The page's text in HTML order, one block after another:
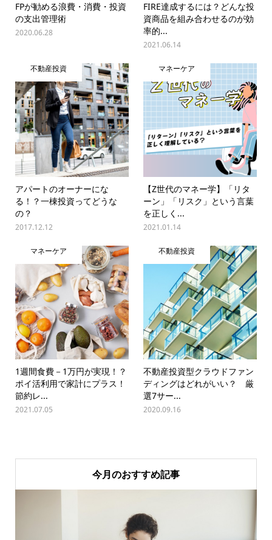
FPが勧める浪費・消費・投資
の支出管理術
2020.06.28
FIRE達成するには？どんな投
資商品を組み合わせるのが効
率的...
2021.06.14
不動産投資
アパートのオーナーにな
る！？一棟投資ってどうな
の？
2017.12.12
マネーケア
【Z世代のマネー学】「リタ
ーン」「リスク」という言葉
を正しく...
2021.01.14
マネーケア
1週間食費－1万円が実現！？
ポイ活利用で家計にプラス！
節約レ...
2021.07.05
不動産投資
不動産投資型クラウドファン
ディングはどれがいい？ 厳
選7サー...
2020.09.16
今月のおすすめ記事